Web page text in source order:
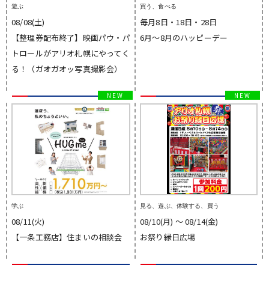
遊ぶ
08/08(土)
【整理券配布終了】映画パウ・パ
トロールがアリオ札幌にやってく
る！（ガオガオッ写真撮影会）
買う、食べる
毎月8日・18日・28日
6月～8月のハッピーデー
学ぶ
08/11(火)
【一条工務店】住まいの相談会
見る、遊ぶ、体験する、買う
08/10(月) 〜 08/14(金)
お祭り縁日広場